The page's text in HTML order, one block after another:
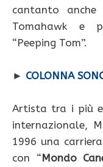
cantanto
Tomahawk e
“Peeping Tom”.
► COLONNA
Artista tra i più
internazionale,
1996 una
con “Mondo